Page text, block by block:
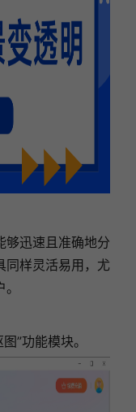
够迅速且准确地分
同样灵活易用，尤
”功能模块。